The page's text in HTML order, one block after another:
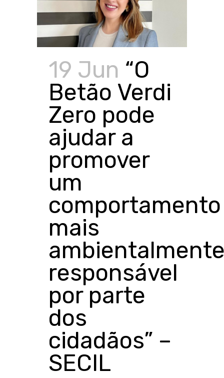
19 Jun “O
Betão Verdi
Zero pode
ajudar a
promover
um
comportamento
mais
responsável
por parte
dos
cidadãos” –
SECIL